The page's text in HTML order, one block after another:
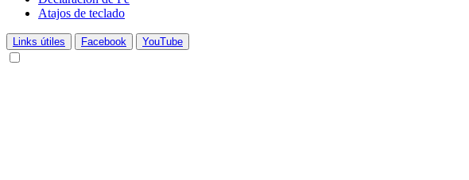
Atajos de teclado
Links útiles Facebook YouTube